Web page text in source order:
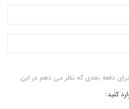
دفعه بعدی که نظر می دهم در این
کنید: